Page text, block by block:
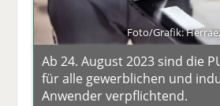
Foto/Grafik:
Ab 24. August 2023 sind die
für alle gewerblichen und
Anwender verpflichtend.